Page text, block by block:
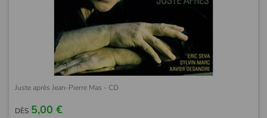
Juste après Jean-Pierre Mas - CD
DÈS 5,00 €